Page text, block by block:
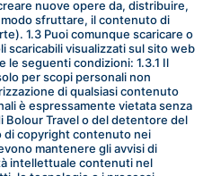
nuove opere da, distribuire,
sfruttare, il contenuto di
1.3 Puoi comunque scaricare o
scaricabili visualizzati sul sito web
le seguenti condizioni: 1.3.1 Il
per scopi personali non
di qualsiasi contenuto
è espressamente vietata senza
Travel o del detentore del
copyright contenuto nei
mantenere gli avvisi di
intellettuale contenuti nel